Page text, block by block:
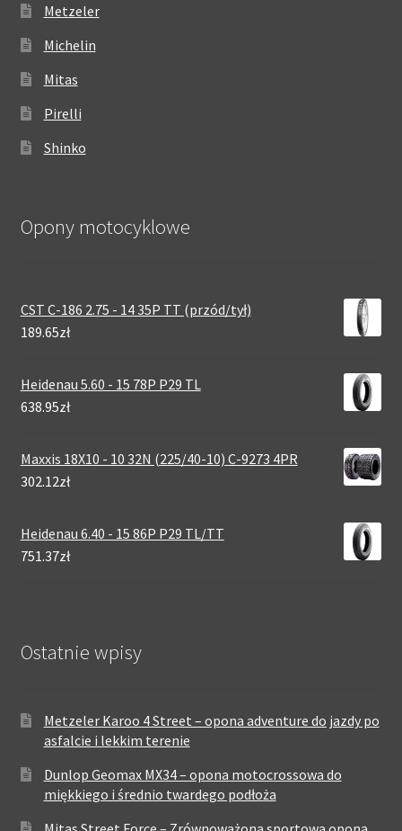
Metzeler
Michelin
Mitas
Pirelli
Shinko
Opony motocyklowe
CST C-186 2.75 - 14 35P TT (przód/tył)
189.65zł
Heidenau 5.60 - 15 78P P29 TL
638.95zł
Maxxis 18X10 - 10 32N (225/40-10) C-9273 4PR
302.12zł
Heidenau 6.40 - 15 86P P29 TL/TT
751.37zł
Ostatnie wpisy
Metzeler Karoo 4 Street – opona adventure do jazdy po
asfalcie i lekkim terenie
Dunlop Geomax MX34 – opona motocrossowa do
miękkiego i średnio twardego podłoża